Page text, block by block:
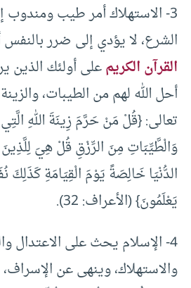
3- الاستهلاك أمر طيب ومندوب
الشرع، لا يؤدي إلى ضرر بالنفس
القرآن الكريمعلى أولئك الذين
أحل الله لهم من الطيبات،
تعالى: {قُلْ مَنْ حَرَّمَ زِينَةَ اللهِ
وَالْطَّيِّبَاتِ مِنَ الرِّزْقِ قُلْ هِيَ لِلَّذِينَ
الدُّنْيَا خَالِصَةً يَوْمَ الْقِيَامَةِ كَذَلِكَ
يَعْلَمُونَ} (الأعراف: 32).
4- الإسلام يحث على الاعتدال
والاستهلاك، وينهى عن